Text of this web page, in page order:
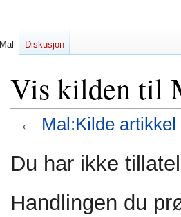
Vis kilden til
← Mal:Kilde artikkel
til
til
Du har ikke
Handlingen du
Mal Diskusjon